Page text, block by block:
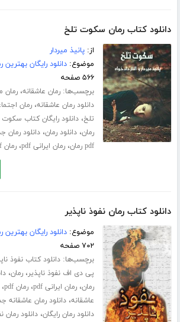
دانلود کتاب رمان سکوت تلخ
از:پانیذ میردار
موضوع:دانلود رایگان بهترین
۵۶۶ صفحه
برچسب‌ها:رمان عاشقانه،رمان
دانلود رمان عاشقانه،رمان
تلخ،دانلود رایگان کتاب سکوت
رمان،دانلود رمان،دانلود رمان
pdf رمان
،رمان ایرانی pdf ،رمان pdf
دانلود کتاب رمان نفوذ ناپذیر
موضوع:دانلود رایگان بهترین
۷۰۲ صفحه
برچسب‌ها:دانلود کتاب نفوذ
پی دی اف نفوذ ناپذیر،رمان،
رمان،رمان ایرانی pdf ،رمان pdf
عاشقانه،دانلود رمان عاشقانه
دانلود رمان رایگان،دانلود رمان